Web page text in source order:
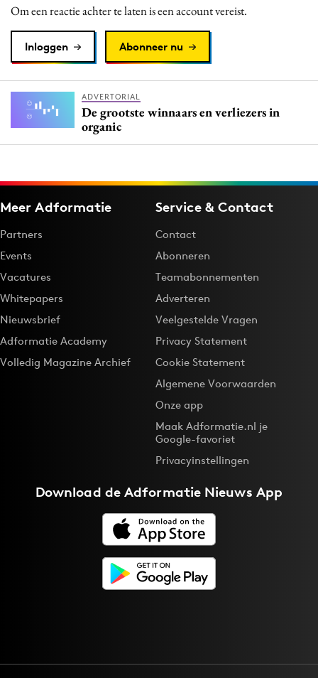
Om een reactie achter te laten is een account vereist.
Inloggen Abonneer nu
ADVERTORIAL
De grootste winnaars en verliezers in
organic
Meer Adformatie
Partners
Events
Vacatures
Whitepapers
Nieuwsbrief
Adformatie Academy
Volledig Magazine Archief
Service & Contact
Contact
Abonneren
Teamabonnementen
Adverteren
Veelgestelde Vragen
Privacy Statement
Cookie Statement
Algemene Voorwaarden
Onze app
Maak Adformatie.nl je
Google-favoriet
Privacyinstellingen
Download deAdformatie Nieuws App